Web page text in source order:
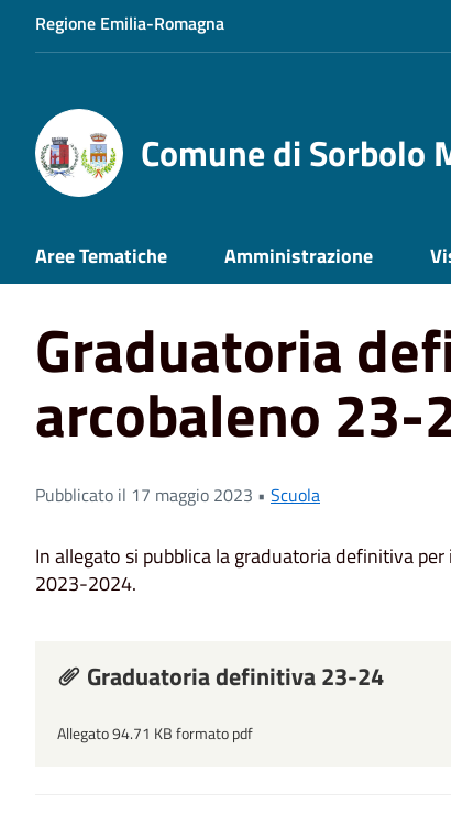
Regione Emilia-Romagna
Comune di Sorbolo
Aree Tematiche Amministrazione
Home News Graduatoria definitiva nido
Graduatoria
arcobaleno 23-
Pubblicato il 17 maggio 2023 • Scuola
In allegato si pubblica la graduatoria definitiva
2023-2024.
Graduatoria definitiva 23-24
Allegato 94.71 KB formato pdf